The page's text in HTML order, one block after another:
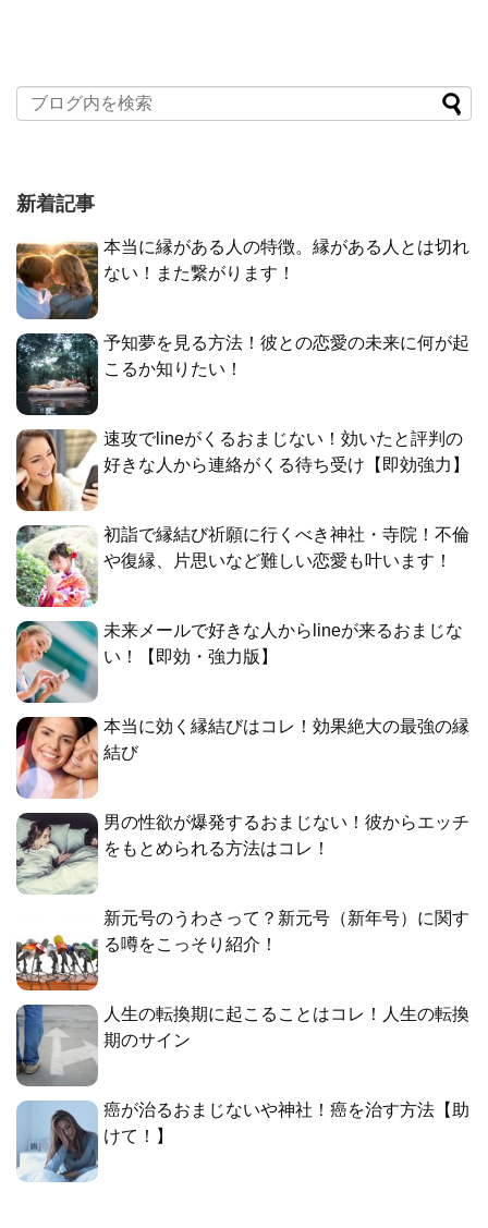
新着記事
本当に縁がある人の特徴。縁がある人とは切れ
ない！また繋がります！
予知夢を見る方法！彼との恋愛の未来に何が起
こるか知りたい！
速攻でlineがくるおまじない！効いたと評判の
好きな人から連絡がくる待ち受け【即効強力】
初詣で縁結び祈願に行くべき神社・寺院！不倫
や復縁、片思いなど難しい恋愛も叶います！
未来メールで好きな人からlineが来るおまじな
い！【即効・強力版】
本当に効く縁結びはコレ！効果絶大の最強の縁
結び
男の性欲が爆発するおまじない！彼からエッチ
をもとめられる方法はコレ！
新元号のうわさって？新元号（新年号）に関す
る噂をこっそり紹介！
人生の転換期に起こることはコレ！人生の転換
期のサイン
癌が治るおまじないや神社！癌を治す方法【助
けて！】